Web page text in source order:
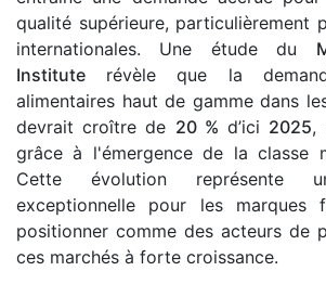
qualité supérieure, particulièrement
internationales. Une étude du
Institute révèle que la
alimentaires haut de gamme dans
devrait croître de 20 % d’ici 2025,
grâce à l'émergence de la classe
Cette évolution représente
exceptionnelle pour les marques
positionner comme des acteurs de
ces marchés à forte croissance.